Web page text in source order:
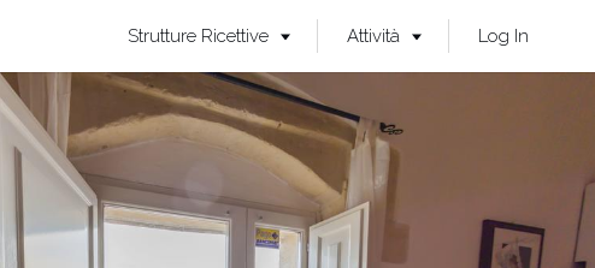
Strutture Ricettive Attività Log In